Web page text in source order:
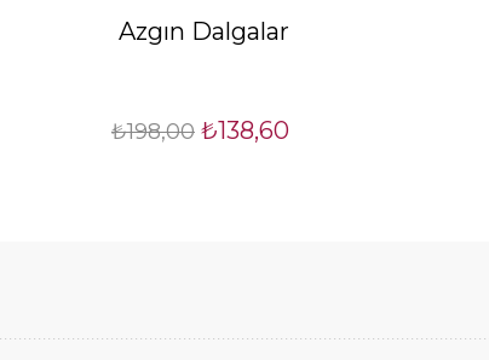
Azgın Dalgalar
₺198,00 ₺138,60